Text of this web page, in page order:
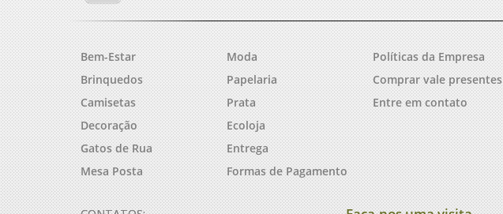
Bem-Estar
Brinquedos
Camisetas
Decoração
Gatos de Rua
Mesa Posta
Moda
Papelaria
Prata
Ecoloja
Entrega
Formas de Pagamento
Políticas da Empresa
Comprar vale presentes
Entre em contato